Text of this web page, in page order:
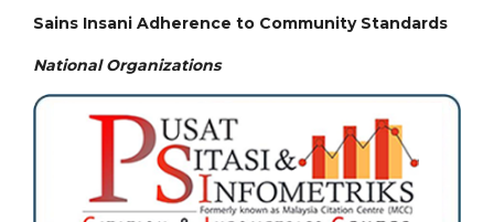
Sains Insani Adherence to Community Standards
National Organizations